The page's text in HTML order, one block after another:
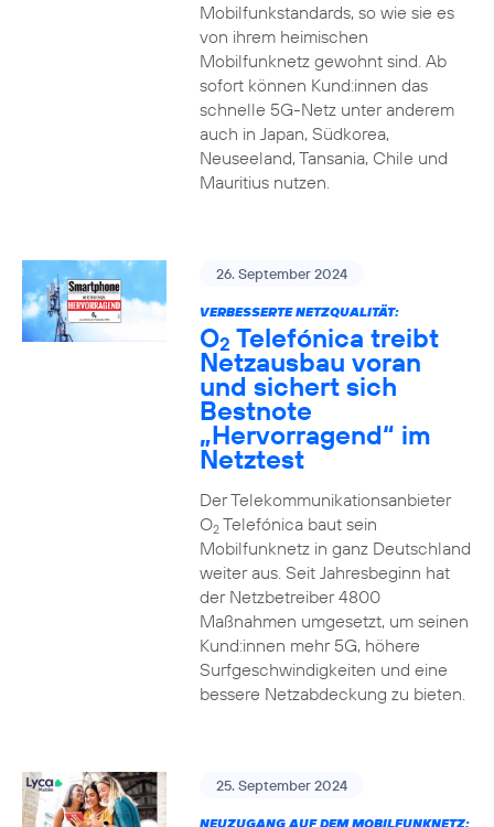
Mobilfunkstandards, so wie sie es
von ihrem heimischen
Mobilfunknetz gewohnt sind. Ab
sofort können Kund:innen das
schnelle 5G-Netz unter anderem
auch in Japan, Südkorea,
Neuseeland, Tansania, Chile und
Mauritius nutzen.
26. September 2024
VERBESSERTE NETZQUALITÄT:
O2 Telefónica treibt
Netzausbau voran
und sichert sich
Bestnote
„Hervorragend“ im
Netztest
Der Telekommunikationsanbieter
O2Telefónica baut sein
Mobilfunknetz in ganz Deutschland
weiter aus. Seit Jahresbeginn hat
der Netzbetreiber 4800
Maßnahmen umgesetzt, um seinen
Kund:innen mehr 5G, höhere
Surfgeschwindigkeiten und eine
bessere Netzabdeckung zu bieten.
25. September 2024
NEUZUGANG AUF DEM MOBILFUNKNETZ: